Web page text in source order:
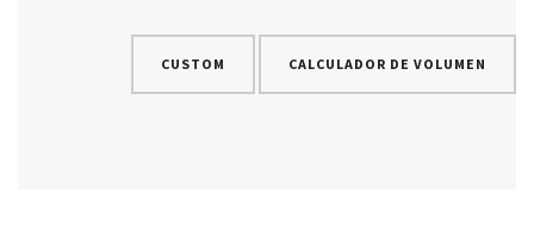
CUSTOM CALCULADOR DE VOLUMEN